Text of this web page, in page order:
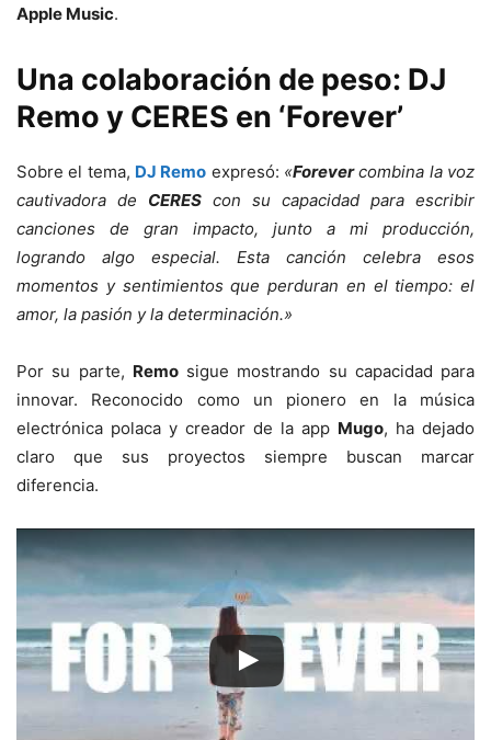
Apple Music.
Una colaboración de peso: DJ
Remo y CERES en ‘Forever’
Sobre el tema, DJ Remo expresó: «Forevercombina la voz
cautivadora de CERES con su capacidad para escribir
canciones de gran impacto, junto a mi producción,
logrando algo especial. Esta canción celebra esos
momentos y sentimientos que perduran en el tiempo: el
amor, la pasión y la determinación.»
Por su parte, Remosigue mostrando su capacidad para
innovar. Reconocido como un pionero en la música
electrónica polaca y creador de la app Mugo, ha dejado
claro que sus proyectos siempre buscan marcar
diferencia.